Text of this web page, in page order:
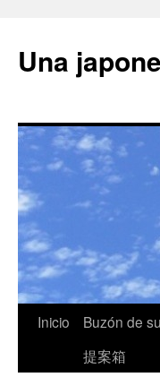
Una
Inicio
Buzón de
提案箱